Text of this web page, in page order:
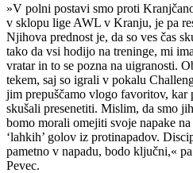
»V polni postavi smo proti
v sklopu lige AWL v Kranju, je pa
Njihova prednost je, da so ves čas
tako da vsi hodijo na treninge, mi
vratar in to se pozna na uigranosti.
tekem, saj so igrali v pokalu
jim prepuščamo vlogo favoritov, kar
skušali presenetiti. Mislim, da smo
bomo morali omejiti svoje napake
‘lahkih’ golov iz protinapadov.
pametno v napadu, bodo ključni,«
Pevec.